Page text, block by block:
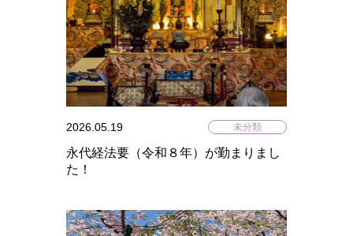
2026.05.19 未分類
永代経法要（令和８年）が勤まりまし
た！